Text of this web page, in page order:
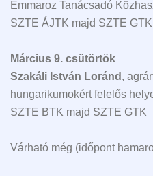
Emmaroz Tanácsadó
SZTE ÁJTK majd SZTE GTK
Március 9. csütörtök
Szakáli István Loránd ,
hungarikumokért felelős
SZTE BTK majd SZTE GTK
Várható még (időpont